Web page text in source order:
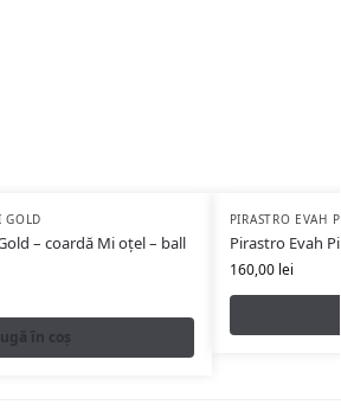
GOLD
– coardă Mi oțel – ball
în coș
PIRASTRO EVAH
Pirastro Evah
160,00 lei